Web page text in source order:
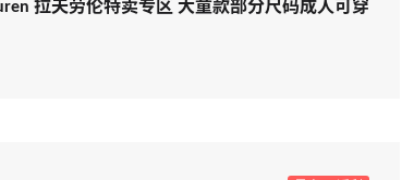
拉夫劳伦特卖专区 大童款部分尺码成人可穿